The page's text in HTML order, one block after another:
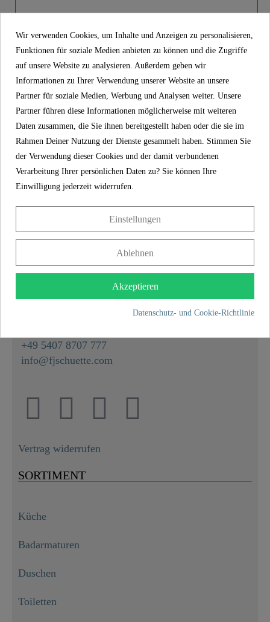
Farbe Chrom
Gewicht 0,0 Kg
Griff, Chrom - 01539
Preis
inkl. MwSt.
Artikel-Nr 01539
Material Zink
Farbe Chrom
Gewicht 0,0 kg
Franz Joseph Schütte GmbH
49134 Wallenhorst
+49 5407 8707 777
info@fjschuette.com
Vertrag widerrufen
SORTIMENT
Küche
Badarmaturen
Duschen
Toiletten
Wir verwenden Cookies, um Inhalte und Anzeigen zu personalisieren,
Funktionen für soziale Medien anbieten zu können und die Zugriffe
auf unsere Website zu analysieren. Außerdem geben wir
Informationen zu Ihrer Verwendung unserer Website an unsere
Partner für soziale Medien, Werbung und Analysen weiter. Unsere
Partner führen diese Informationen möglicherweise mit weiteren
Daten zusammen, die Sie ihnen bereitgestellt haben oder die sie im
Rahmen Deiner Nutzung der Dienste gesammelt haben. Stimmen Sie
der Verwendung dieser Cookies und der damit verbundenen
Verarbeitung Ihrer persönlichen Daten zu? Sie können Ihre
Einwilligung jederzeit widerrufen.
Einstellungen
Ablehnen
Akzeptieren
Datenschutz- und Cookie-Richtlinie